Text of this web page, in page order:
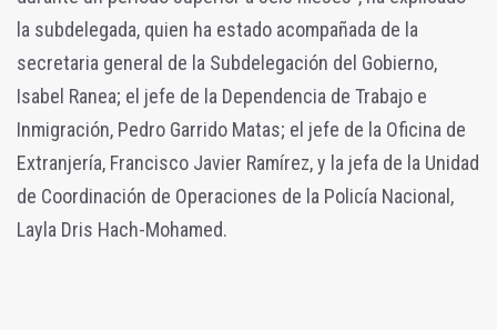
la subdelegada, quien ha estado acompañada de la
secretaria general de la Subdelegación del Gobierno,
Isabel Ranea; el jefe de la Dependencia de Trabajo e
Inmigración, Pedro Garrido Matas; el jefe de la Oficina de
Extranjería, Francisco Javier Ramírez, y la jefa de la Unidad
de Coordinación de Operaciones de la Policía Nacional,
Layla Dris Hach-Mohamed.